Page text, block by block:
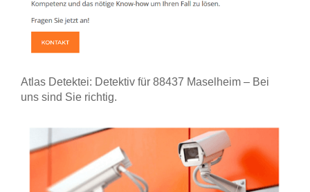
Atlas Detektei: Detektiv für 88437 Maselheim – Bei
uns sind Sie richtig.